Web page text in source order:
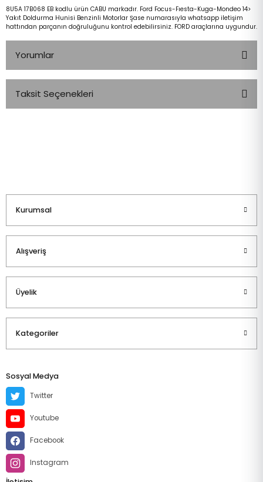
8U5A 17B068 EB kodlu ürün CABU markadır. Ford Focus-Fıesta-Kuga-Mondeo 14>
Yakıt Doldurma Hunisi Benzinli Motorlar Şase numarasıyla whatsapp iletişim
hattından parçanın doğruluğunu kontrol edebilirsiniz. FORD araçlarına uygundur.
Yorumlar
Taksit Seçenekleri
Kurumsal
Alışveriş
Üyelik
Kategoriler
Sosyal Medya
Twitter
Youtube
Facebook
Instagram